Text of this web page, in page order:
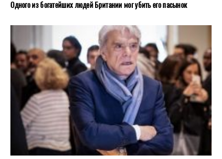
Одного из богатейших людей Британии мог убить его пасынок